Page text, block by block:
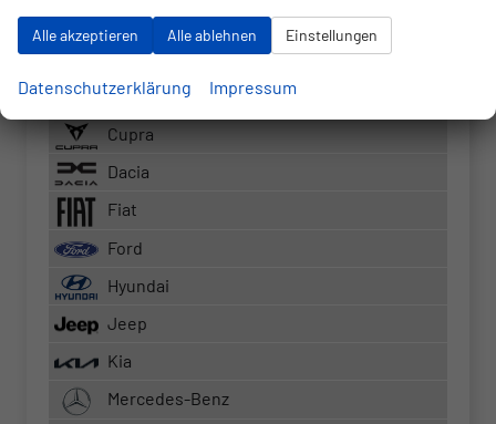
RS3 Sportback
S5 Kombi
BMW
Cupra
Dacia
Fiat
Ford
Hyundai
Jeep
Kia
Mercedes-Benz
Alle akzeptieren Alle ablehnen Einstellungen
Datenschutzerklärung Impressum